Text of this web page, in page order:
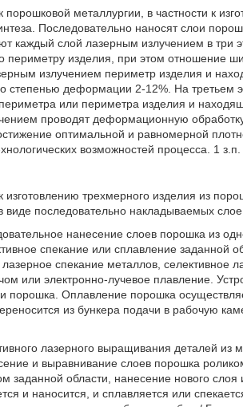
порошковой металлургии, в частности к
Последовательно наносят слои
каждый слой лазерным излучением в три
периметру изделия, при этом отношение
излучением периметр изделия и
степенью деформации 2-12%. На третьем
или периметра изделия и
проводят деформационную
оптимальной и равномерной
возможностей процесса. 1
изготовлению трехмерного изделия из
последовательно накладываемых
нанесение слоев порошка из
спекание или сплавление заданной
спекание металлов, селективное
или электронно-лучевое плавление.
порошка. Оплавление порошка
из бункера подачи в рабочую
лазерного выращивания деталей из
и выравнивание слоев порошка
заданной области, нанесение нового
и наносится, и сплавляется или